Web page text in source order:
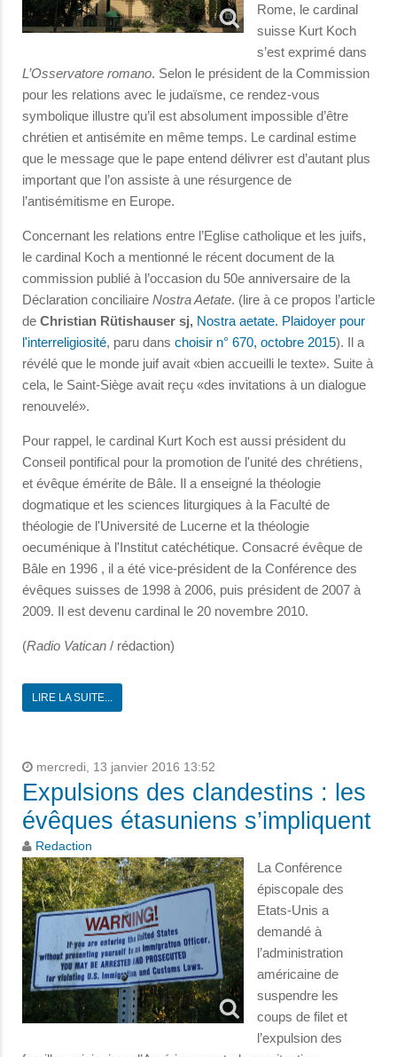
Rome, le cardinal
suisse Kurt Koch
s’est exprimé dans
L’Osservatore romano. Selon le président de la Commission
pour les relations avec le judaïsme, ce rendez-vous
symbolique illustre qu’il est absolument impossible d’être
chrétien et antisémite en même temps. Le cardinal estime
que le message que le pape entend délivrer est d’autant plus
important que l’on assiste à une résurgence de
l’antisémitisme en Europe.
Concernant les relations entre l’Eglise catholique et les juifs,
le cardinal Koch a mentionné le récent document de la
commission publié à l’occasion du 50e anniversaire de la
Déclaration conciliaire Nostra Aetate. (lire à ce propos l’article
de Christian Rütishauser sj, Nostra aetate. Plaidoyer pour
l'interreligiosité, paru dans choisir n° 670, octobre 2015). Il a
révélé que le monde juif avait «bien accueilli le texte». Suite à
cela, le Saint-Siège avait reçu «des invitations à un dialogue
renouvelé».
Pour rappel, le cardinal Kurt Koch est aussi président du
Conseil pontifical pour la promotion de l'unité des chrétiens,
et évêque émérite de Bâle. Il a enseigné la théologie
dogmatique et les sciences liturgiques à la Faculté de
théologie de l'Université de Lucerne et la théologie
oecuménique à l'Institut catéchétique. Consacré évêque de
Bâle en 1996 , il a été vice-président de la Conférence des
évêques suisses de 1998 à 2006, puis président de 2007 à
2009. Il est devenu cardinal le 20 novembre 2010.
(Radio Vatican / rédaction)
LIRE LA SUITE...
mercredi, 13 janvier 2016 13:52
Expulsions des clandestins : les
évêques étasuniens s’impliquent
Redaction
La Conférence
épiscopale des
Etats-Unis a
demandé à
l’administration
américaine de
suspendre les
coups de filet et
l’expulsion des